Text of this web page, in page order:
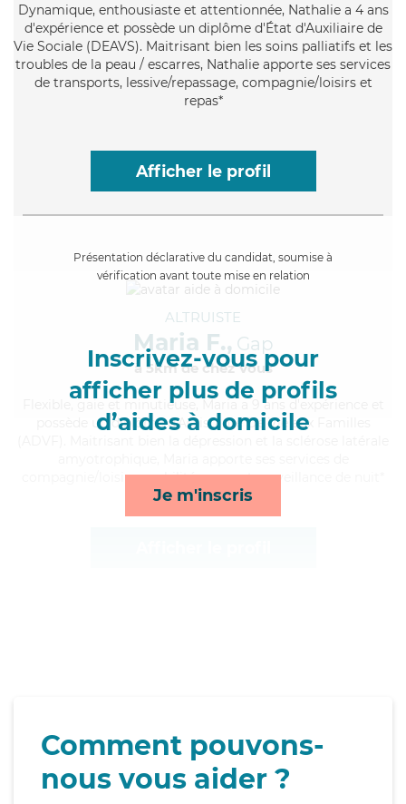
Dynamique, enthousiaste et attentionnée, Nathalie a 4 ans
d'expérience et possède un diplôme d'État d'Auxiliaire de
Vie Sociale (DEAVS). Maitrisant bien les soins palliatifs et les
troubles de la peau / escarres, Nathalie apporte ses services
de transports, lessive/repassage, compagnie/loisirs et
repas*
Afficher le profil
Présentation déclarative du candidat, soumise à
vérification avant toute mise en relation
Inscrivez-vous pour
afficher plus de profils
d’aides à domicile
Je m'inscris
ALTRUISTE
Maria F., Gap
à 5km de chez Vous
, gaie et minutieuse, Maria a 9 ans d'expérience et
possède un diplôme d'Assistante De Vie aux Familles
compagnie/loisirs, mobilité, repas et surveillance de nuit*
Comment pouvons-
nous vous aider ?